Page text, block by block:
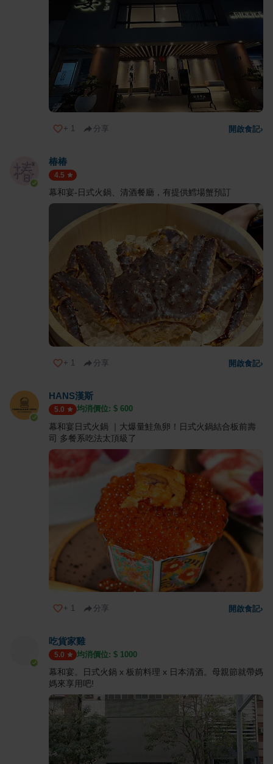
+ 1 分享 開啟食記›
椿椿
4.5
幕和宴-日式火鍋、清酒餐廳，有提供鱈場蟹預訂
+ 1 分享 開啟食記›
HANS漢斯
5.0 均消價位: $ 600
幕和宴日式火鍋 ｜大爆量鮭魚卵！日式火鍋結合板前壽
司 多餐系吃法太頂級了
+ 1 分享 開啟食記›
吃貨家雞
5.0 均消價位: $ 1000
幕和宴。日式火鍋 x 板前料理 x 日本清酒。母親節就帶媽
媽來享用吧!